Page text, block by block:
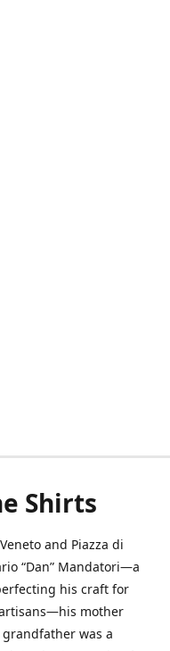
Shirts
and Piazza di
“Dan” Mandatori—a
his craft for
mother
was a